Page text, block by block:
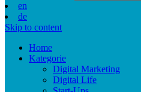
en
de
Skip to content
Home
Kategorie
Digital Marketing
Digital Life